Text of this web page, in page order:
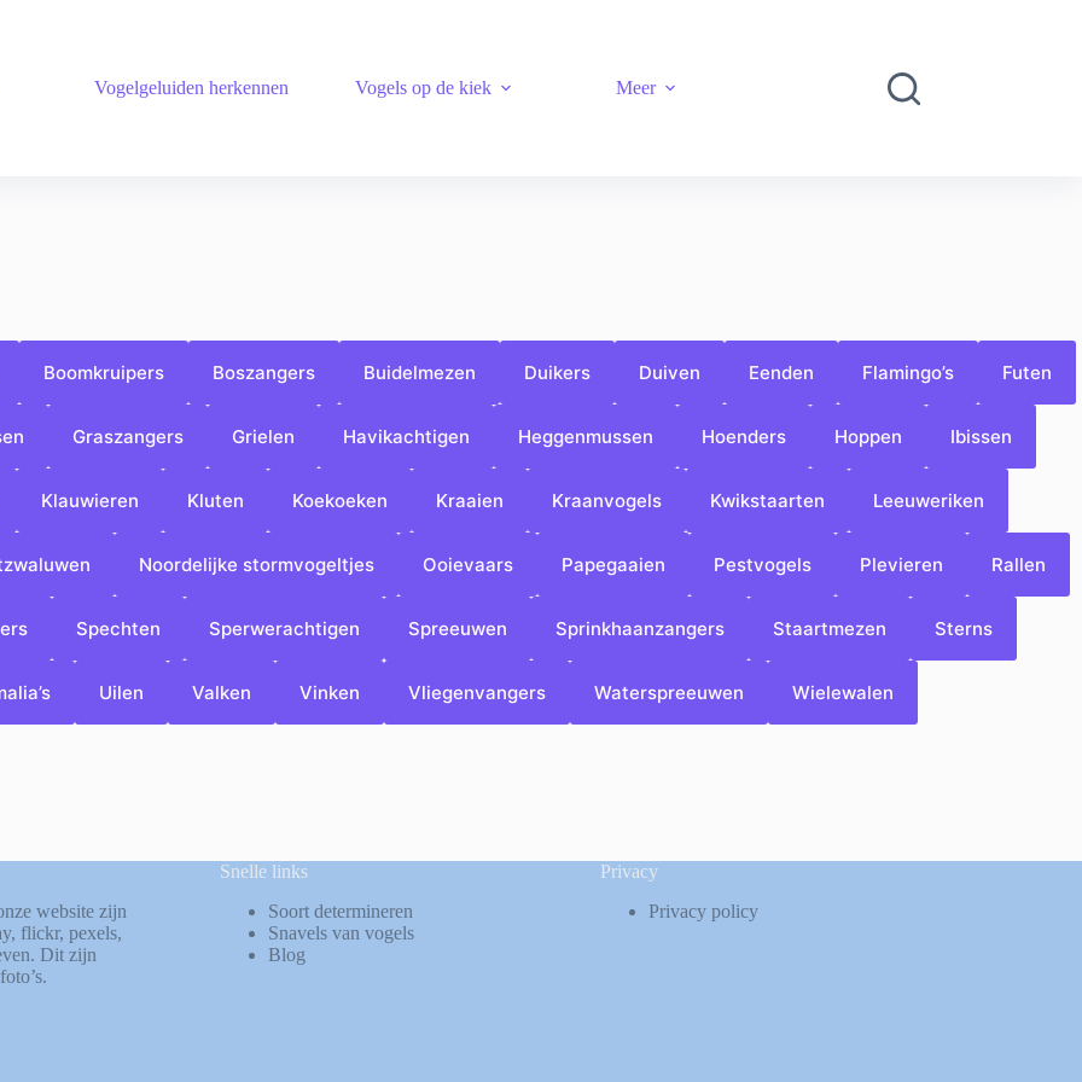
Vogelgeluiden herkennen Vogels op de kiek Meer
Boomkruipers Boszangers Buidelmezen Duikers Duiven Eenden Flamingo’s Futen
Graszangers Grielen Havikachtigen Heggenmussen Hoenders Hoppen Ibissen
Klauwieren Kluten Koekoeken Kraaien Kraanvogels Kwikstaarten Leeuweriken
Noordelijke stormvogeltjes Ooievaars Papegaaien Pestvogels Plevieren Rallen
Spechten Sperwerachtigen Spreeuwen Sprinkhaanzangers Staartmezen Sterns
Uilen Valken Vinken Vliegenvangers Waterspreeuwen Wielewalen
website zijn
, flickr, pexels,
Dit zijn
Snelle links
Soort determineren
Snavels van vogels
Blog
Privacy
Privacy policy